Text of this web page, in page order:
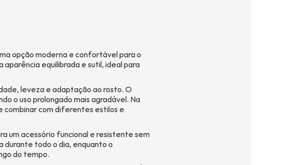
opção moderna e confortável para o
aparência equilibrada e sutil, ideal para
leveza e adaptação ao rosto. O
o uso prolongado mais agradável. Na
combinar com diferentes estilos e
um acessório funcional e resistente sem
todo o dia, enquanto o
do tempo.